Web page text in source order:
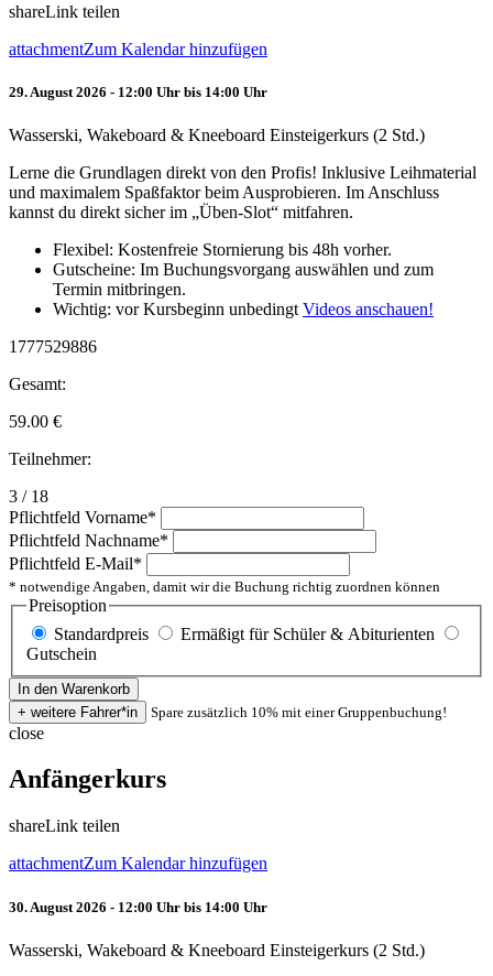
shareLink teilen
attachmentZum Kalendar hinzufügen
29. August 2026 - 12:00 Uhr bis 14:00 Uhr
Wasserski, Wakeboard & Kneeboard Einsteigerkurs (2 Std.)
Lerne die Grundlagen direkt von den Profis! Inklusive Leihmaterial
und maximalem Spaßfaktor beim Ausprobieren. Im Anschluss
kannst du direkt sicher im „Üben-Slot“ mitfahren.
Flexibel: Kostenfreie Stornierung bis 48h vorher.
Gutscheine: Im Buchungsvorgang auswählen und zum
Termin mitbringen.
Wichtig: vor Kursbeginn unbedingt Videos anschauen!
1777529886
Gesamt:
59.00 €
Teilnehmer:
3 / 18
Pflichtfeld Vorname*
Pflichtfeld Nachname*
Pflichtfeld E-Mail*
* notwendige Angaben, damit wir die Buchung richtig zuordnen können
Preisoption
Standardpreis
Ermäßigt für Schüler & Abiturienten
Gutschein
Spare zusätzlich 10% mit einer Gruppenbuchung!
close
Anfängerkurs
shareLink teilen
attachmentZum Kalendar hinzufügen
30. August 2026 - 12:00 Uhr bis 14:00 Uhr
Wasserski, Wakeboard & Kneeboard Einsteigerkurs (2 Std.)